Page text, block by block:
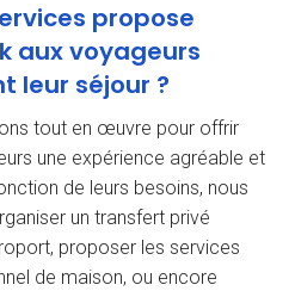
propose
aux voyageurs
leur séjour ?
tout en œuvre pour offrir
une expérience agréable et
de leurs besoins, nous
un transfert privé
proposer les services
de maison, ou encore